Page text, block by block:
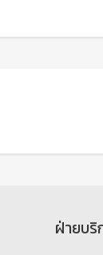
ฝ่ายบริ